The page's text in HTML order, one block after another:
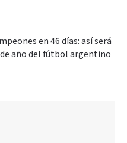
en 46 días: así será
año del fútbol argentino